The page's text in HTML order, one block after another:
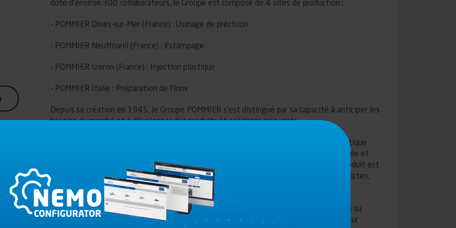
doté d’environ 300 collaborateurs, le Groupe est composé de 4 sites de production :
- POMMIER Dives-sur-Mer (France) : Usinage de précision
- POMMIER Neufmanil (France) : Estampage
- POMMIER Izeron (France) : Injection plastique
- POMMIER Italie : Préparation de l’inox
Depuis sa création en 1945, le Groupe POMMIER s'est distingué par sa capacité à anticiper les
besoins du marché et à développer des produits et solutions innovants.
A ce jour, plus de 90 brevets ont notamment été déposés. C’est le résultat d’une politique
d’innovation encouragée par le travail commun des équipes Marketing, du bureau d’étude et
des sites de production, pour imaginer, aujourd’hui, les solutions de demain. Chaque produit est
conçu avec une attention minutieuse aux détails et aux normes de qualité les plus strictes,
garantissant à l’utilisateur, une fiabilité et une performance exceptionnelles.
C’est ainsi qu’avec une présence européenne et des décennies d'expertise, le Groupe a su
s'imposer comme un partenaire incontournable pour ses clients, offrant des solutions sur